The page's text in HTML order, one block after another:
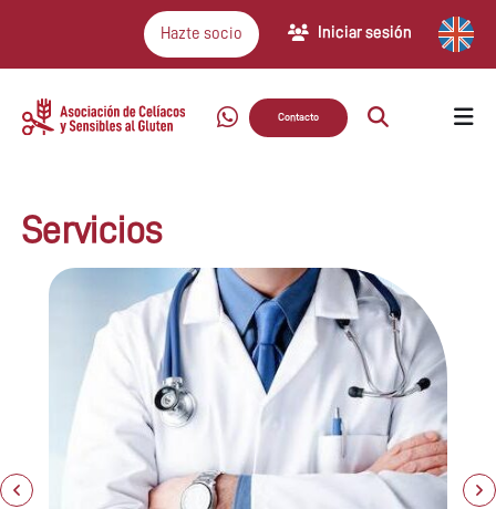
Hazte socio Iniciar sesión
Contacto
Servicios